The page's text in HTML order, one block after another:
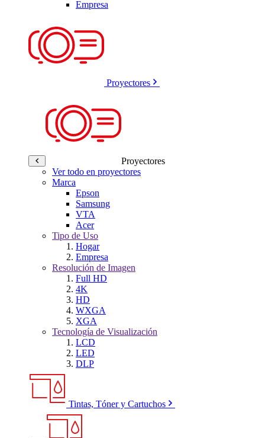
Empresa
Proyectores
Proyectores
Ver todo en proyectores
Marca
Epson
Samsung
VTA
Acer
Tipo de Uso
Hogar
Empresa
Resolución de Imagen
Full HD
4K
HD
WXGA
XGA
Tecnología de Visualización
LCD
LED
DLP
Tintas, Tóner y Cartuchos